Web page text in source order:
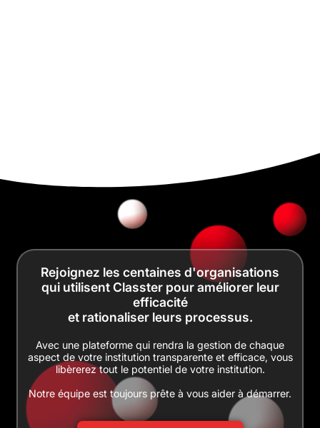
Rejoignez les centaines d'organisations
qui utilisent Classter pour améliorer leur
efficacité
et rationaliser leurs processus.
Avec une plateforme qui rendra la gestion de chaque
aspect de votre institution transparente et efficace, vous
libèrerez tout le potentiel de votre institution.
Notre équipe est toujours prête à vous aider à démarrer.